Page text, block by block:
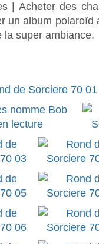
| Acheter des
un album polaroïd
la super ambiance.